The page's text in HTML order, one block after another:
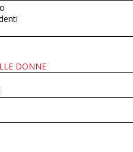
DONNE